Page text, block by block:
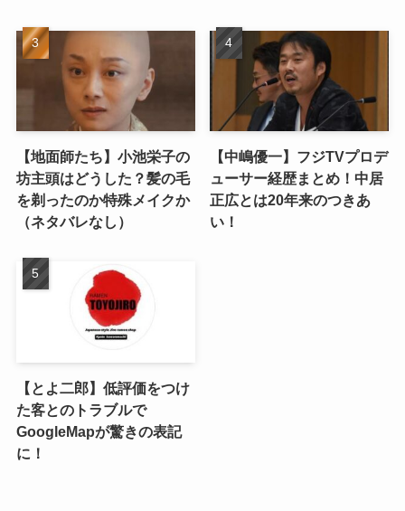
【地面師たち】小池栄子の
坊主頭はどうした？髪の毛
を剃ったのか特殊メイクか
（ネタバレなし）
【中嶋優一】フジTVプロデ
ューサー経歴まとめ！中居
正広とは20年来のつきあ
い！
【とよ二郎】低評価をつけ
た客とのトラブルで
GoogleMapが驚きの表記
に！